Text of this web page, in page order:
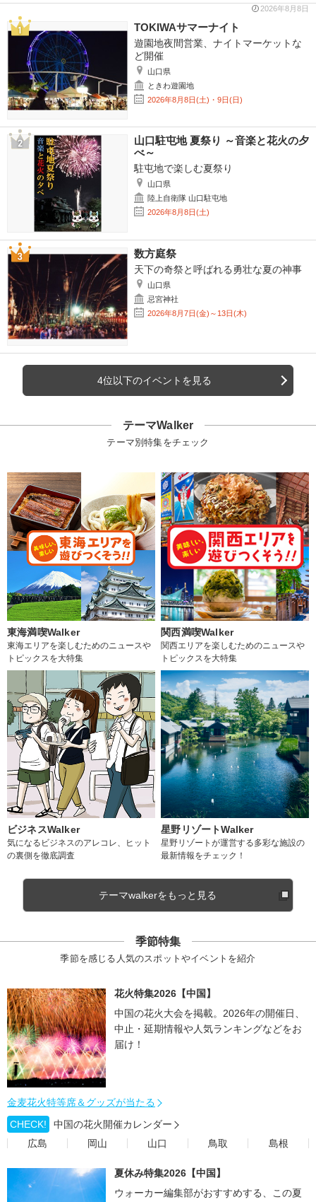
2026年8月8日
TOKIWAサマーナイト
遊園地夜間営業、ナイトマーケットな
ど開催
山口県
ときわ遊園地
2026年8月8日(土)・9日(日)
山口駐屯地 夏祭り ～音楽と花火の夕
べ～
駐屯地で楽しむ夏祭り
山口県
陸上自衛隊 山口駐屯地
2026年8月8日(土)
数方庭祭
天下の奇祭と呼ばれる勇壮な夏の神事
山口県
忌宮神社
2026年8月7日(金)～13日(木)
4位以下のイベントを見る
テーマWalker
テーマ別特集をチェック
東海満喫Walker
東海エリアを楽しむためのニュースや
トピックスを大特集
関西満喫Walker
関西エリアを楽しむためのニュースや
トピックスを大特集
ビジネスWalker
気になるビジネスのアレコレ、ヒット
の裏側を徹底調査
星野リゾートWalker
星野リゾートが運営する多彩な施設の
最新情報をチェック！
テーマwalkerをもっと見る
季節特集
季節を感じる人気のスポットやイベントを紹介
花火特集2026【中国】
中国の花火大会を掲載。2026年の開催日、
中止・延期情報や人気ランキングなどをお
届け！
金麦花火特等席＆グッズが当たる
CHECK!
中国の花火開催カレンダー
広島
岡山 山口 鳥取 島根
夏休み特集2026【中国】
ウォーカー編集部がおすすめする、この夏